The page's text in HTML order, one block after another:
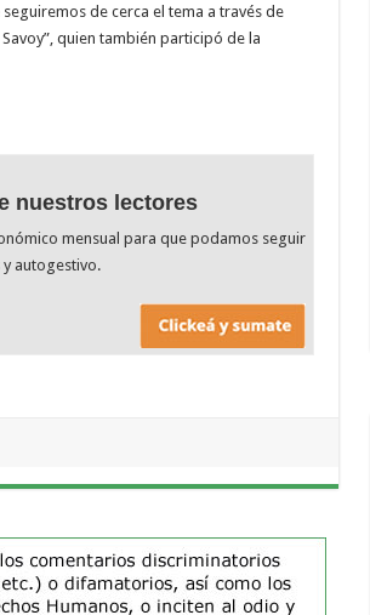
de cerca el tema a través de
quien también participó de la
nuestros lectores
mensual para que podamos seguir
autogestivo.